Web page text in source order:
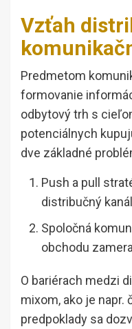
Vzťah
Predmetom
formovanie
odbytový trh s
potenciálnych
dve základné
Push a pull
distribučný kanál
Spoločná
obchodu
O bariérach medzi
mixom, ako je napr.
predpoklady sa